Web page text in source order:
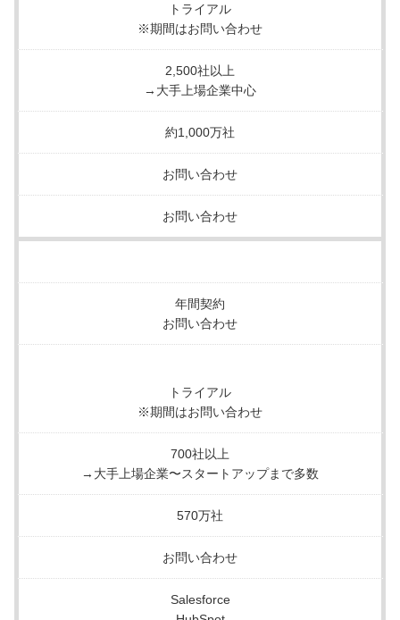
トライアル
※期間はお問い合わせ
2,500社以上
→大手上場企業中心
約1,000万社
お問い合わせ
お問い合わせ
年間契約
お問い合わせ
トライアル
※期間はお問い合わせ
700社以上
→大手上場企業〜スタートアップまで多数
570万社
お問い合わせ
Salesforce